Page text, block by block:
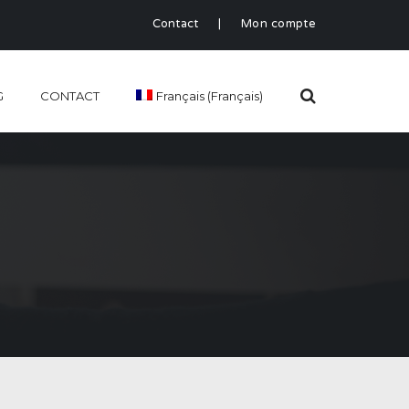
Contact | Mon compte
CONTACT Français (Français)